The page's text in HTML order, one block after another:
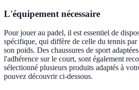
L'équipement nécessaire
Pour jouer au padel, il est essentiel de
spécifique, qui diffère de celle du tennis par
son poids. Des chaussures de sport
l'adhérence sur le court, sont également
sélectionné plusieurs produits adaptés à
pouvez découvrir ci-dessous.